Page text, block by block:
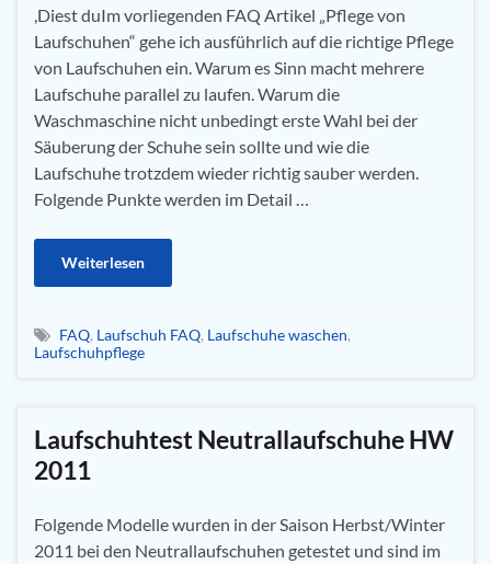
,Diest duIm vorliegenden FAQ Artikel „Pflege von
Laufschuhen“ gehe ich ausführlich auf die richtige Pflege
von Laufschuhen ein. Warum es Sinn macht mehrere
Laufschuhe parallel zu laufen. Warum die
Waschmaschine nicht unbedingt erste Wahl bei der
Säuberung der Schuhe sein sollte und wie die
Laufschuhe trotzdem wieder richtig sauber werden.
Folgende Punkte werden im Detail …
Weiterlesen
FAQ, Laufschuh FAQ, Laufschuhe waschen,
Laufschuhpflege
Laufschuhtest Neutrallaufschuhe HW
2011
Folgende Modelle wurden in der Saison Herbst/Winter
2011 bei den Neutrallaufschuhen getestet und sind im